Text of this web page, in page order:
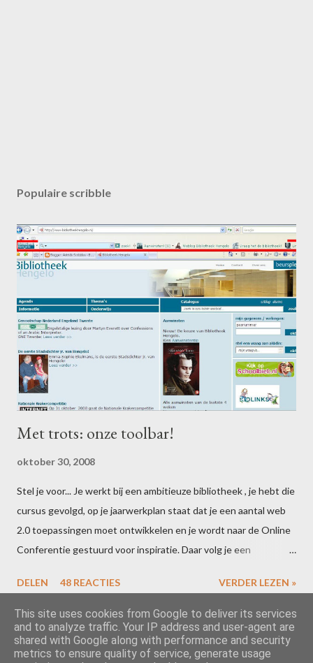
Populaire scribble
Met trots: onze toolbar!
oktober 30, 2008
Stel je voor... Je werkt bij een ambitieuze bibliotheek , je hebt die
cursus gevolgd, op je jaarwerkplan staat dat je een aantal web
2.0 toepassingen moet ontwikkelen en je wordt naar de Online
Conferentie gestuurd voor inspiratie. Daar volg je een
eenvoudig het is om zelf toolbars en widgets te maken. Wat doe
je dan... Dan kruip je op een regenachtige woensdagmiddag met
een collega achter Conduit en laat je je creatieve brein de rest
doen. Je grasduint wat in de archieven van de huisstijl, je claimt
DELEN 48 REACTIES VERDER LEZEN »
This site uses cookies from Google to deliver its services
and to analyze traffic. Your IP address and user-agent are
shared with Google along with performance and security
metrics to ensure quality of service, generate usage